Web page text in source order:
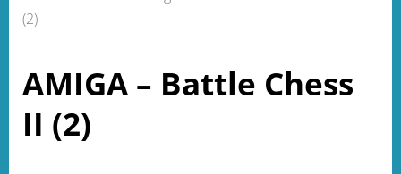
(2)
AMIGA – Battle Chess
II (2)